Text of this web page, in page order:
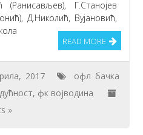
(Ранисављев), Г.Станојев
Д.Николић, Вујановић,
READ MORE
2017
офл бачка
, фк војводина
»